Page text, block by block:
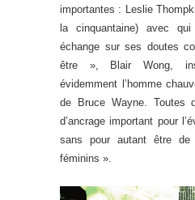
importantes : Leslie
la cinquantaine) avec
échange sur ses doutes
être », Blair Wong,
évidemment l’homme
de Bruce Wayne. Toutes
d’ancrage important pour
sans pour autant être de
féminins ».